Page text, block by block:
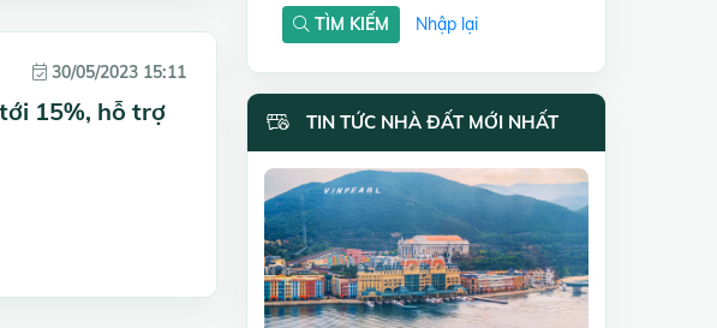
30/05/2023 15:11
15%, hỗ trợ
TÌM KIẾM Nhập lại
TIN TỨC NHÀ ĐẤT MỚI NHẤT